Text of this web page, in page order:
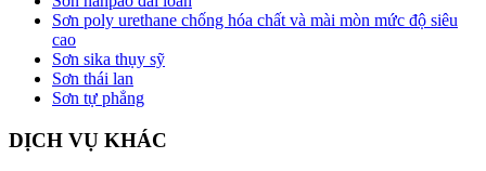
Sơn poly urethane chống hóa chất và mài mòn mức độ siêu
cao
Sơn sika thụy sỹ
Sơn thái lan
Sơn tự phẳng
DỊCH VỤ KHÁC